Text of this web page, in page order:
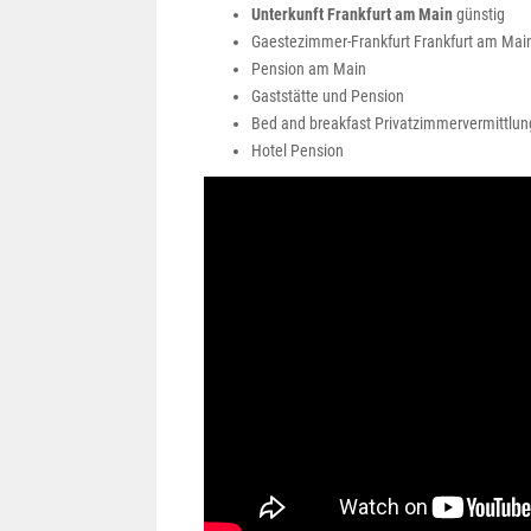
Unterkunft Frankfurt am Maingünstig
Gaestezimmer-Frankfurt Frankfurt am
Pension am Main
Gaststätte und Pension
Bed and breakfast
Hotel Pension